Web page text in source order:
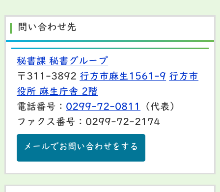
問い合わせ先
秘書課 秘書グループ
〒311-3892 行方市麻生1561-9 行方市
役所 麻生庁舎 2階
電話番号： 0299-72-0811
（代表）
ファクス番号：0299-72-2174
メールでお問い合わせをする